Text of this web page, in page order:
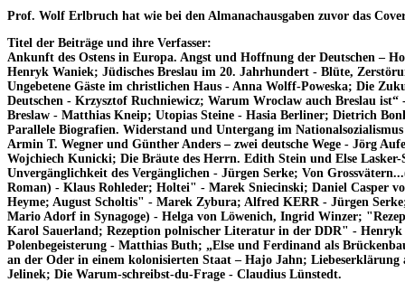
Prof. Wolf Erlbruch hat wie bei den Almanachausgaben zuvor das
Titel der Beiträge und ihre Verfasser:
Ankunft des Ostens in Europa. Angst und Hoffnung der Deutschen –
Henryk Waniek; Jüdisches Breslau im 20. Jahrhundert - Blüte,
Ungebetene Gäste im christlichen Haus - Anna Wolff-Poweska; Die
Deutschen - Krzysztof Ruchniewicz; Warum Wroclaw auch Breslau
Breslaw - Matthias Kneip; Utopias Steine - Hasia Berliner; Dietrich
Parallele Biografien. Widerstand und Untergang im
Armin T. Wegner und Günther Anders – zwei deutsche Wege - Jörg
Wojchiech Kunicki; Die Bräute des Herrn. Edith Stein und Else
Unvergänglichkeit des Vergänglichen - Jürgen Serke; Von
Roman) - Klaus Rohleder; Holtei" - Marek Sniecinski; Daniel Casper
Heyme; August Scholtis" - Marek Zybura; Alfred KERR - Jürgen
Mario Adorf in Synagoge) - Helga von Löwenich, Ingrid Winzer;
Karol Sauerland; Rezeption polnischer Literatur in der DDR" - Henryk
Polenbegeisterung - Matthias Buth; „Else und Ferdinand als
an der Oder in einem kolonisierten Staat – Hajo Jahn; Liebeserklärung
Jelinek; Die Warum-schreibst-du-Frage - Claudius Lünstedt.